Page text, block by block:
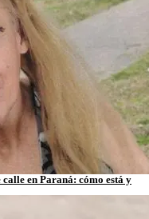
en Paraná: cómo está y